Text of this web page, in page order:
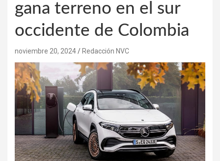
gana terreno en el sur
occidente de Colombia
noviembre 20, 2024 Redacción NVC